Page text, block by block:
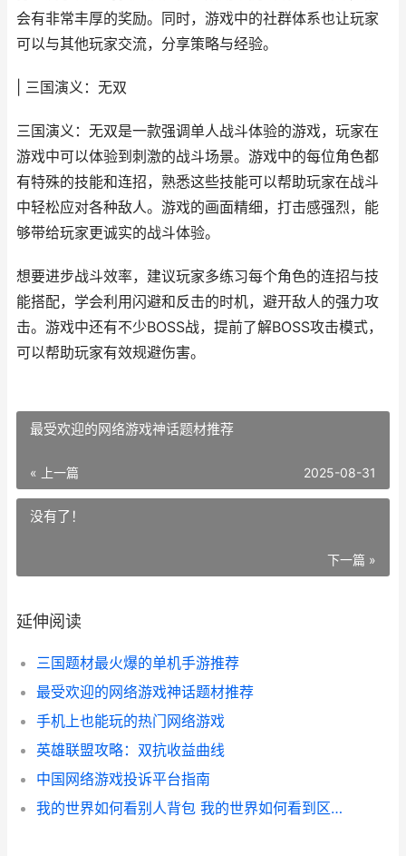
会有非常丰厚的奖励。同时，游戏中的社群体系也让玩家
可以与其他玩家交流，分享策略与经验。
| 三国演义：无双
三国演义：无双是一款强调单人战斗体验的游戏，玩家在
游戏中可以体验到刺激的战斗场景。游戏中的每位角色都
有特殊的技能和连招，熟悉这些技能可以帮助玩家在战斗
中轻松应对各种敌人。游戏的画面精细，打击感强烈，能
够带给玩家更诚实的战斗体验。
想要进步战斗效率，建议玩家多练习每个角色的连招与技
能搭配，学会利用闪避和反击的时机，避开敌人的强力攻
击。游戏中还有不少BOSS战，提前了解BOSS攻击模式，
可以帮助玩家有效规避伤害。
最受欢迎的网络游戏神话题材推荐
« 上一篇 2025-08-31
没有了！
下一篇 »
延伸阅读
三国题材最火爆的单机手游推荐
最受欢迎的网络游戏神话题材推荐
手机上也能玩的热门网络游戏
英雄联盟攻略：双抗收益曲线
中国网络游戏投诉平台指南
我的世界如何看别人背包 我的世界如何看到区块显示